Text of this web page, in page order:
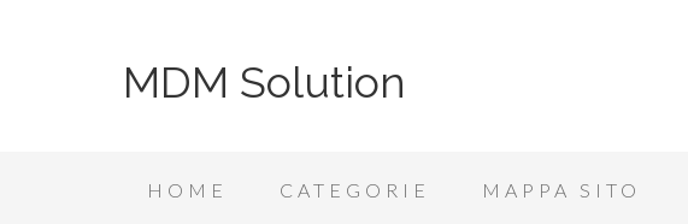
MDM Solution
HOME CATEGORIE MAPPA SITO